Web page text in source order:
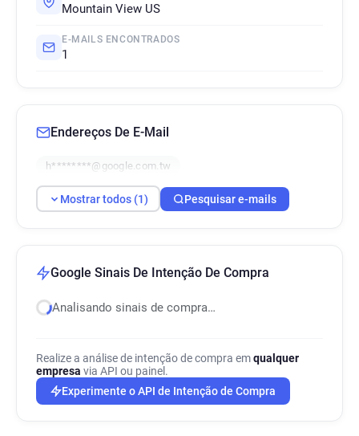
Mountain View US
E-MAILS ENCONTRADOS
1
Endereços De E-Mail
h********@google.com.tw
Mostrar todos (1) Pesquisar e-mails
Google Sinais De Intenção De Compra
Analisando sinais de compra…
Realize a análise de intenção de compra emqualquer
empresa via API ou painel.
Experimente o API de Intenção de Compra